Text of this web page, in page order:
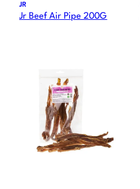
JR
Jr Beef Air Pipe 200G